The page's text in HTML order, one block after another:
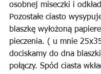
osobnej miseczki i
Pozostałe ciasto
blaszkę wyłożoną
pieczenia. ( u mnie
dociskamy do dna
połączy. Spód ciasta